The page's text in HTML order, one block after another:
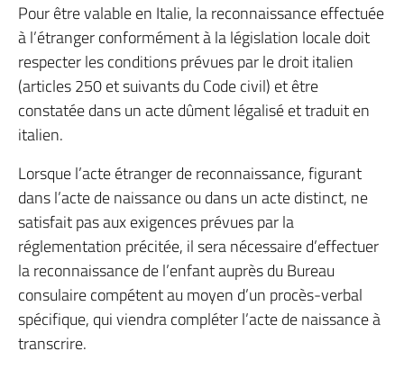
Pour être valable en Italie, la reconnaissance effectuée
à l’étranger conformément à la législation locale doit
respecter les conditions prévues par le droit italien
(articles 250 et suivants du Code civil) et être
constatée dans un acte dûment légalisé et traduit en
italien.
Lorsque l’acte étranger de reconnaissance, figurant
dans l’acte de naissance ou dans un acte distinct, ne
satisfait pas aux exigences prévues par la
réglementation précitée, il sera nécessaire d’effectuer
la reconnaissance de l’enfant auprès du Bureau
consulaire compétent au moyen d’un procès-verbal
spécifique, qui viendra compléter l’acte de naissance à
transcrire.